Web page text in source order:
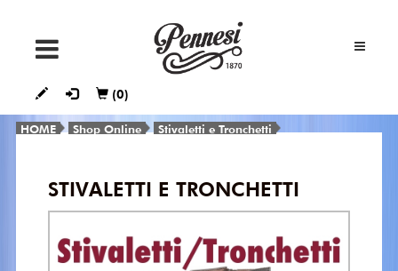
E
STIVALI
(0)
HOME Shop Online Stivaletti e Tronchetti
STIVALETTI E TRONCHETTI